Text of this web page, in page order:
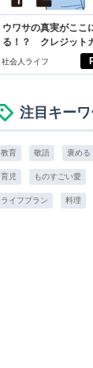
ウワサの真実がここ
る！？ クレジット
ドの都市伝説
社会人ライフ
注目キー
教育 敬語 褒める
育児 ものすごい愛
ライフプラン 料理